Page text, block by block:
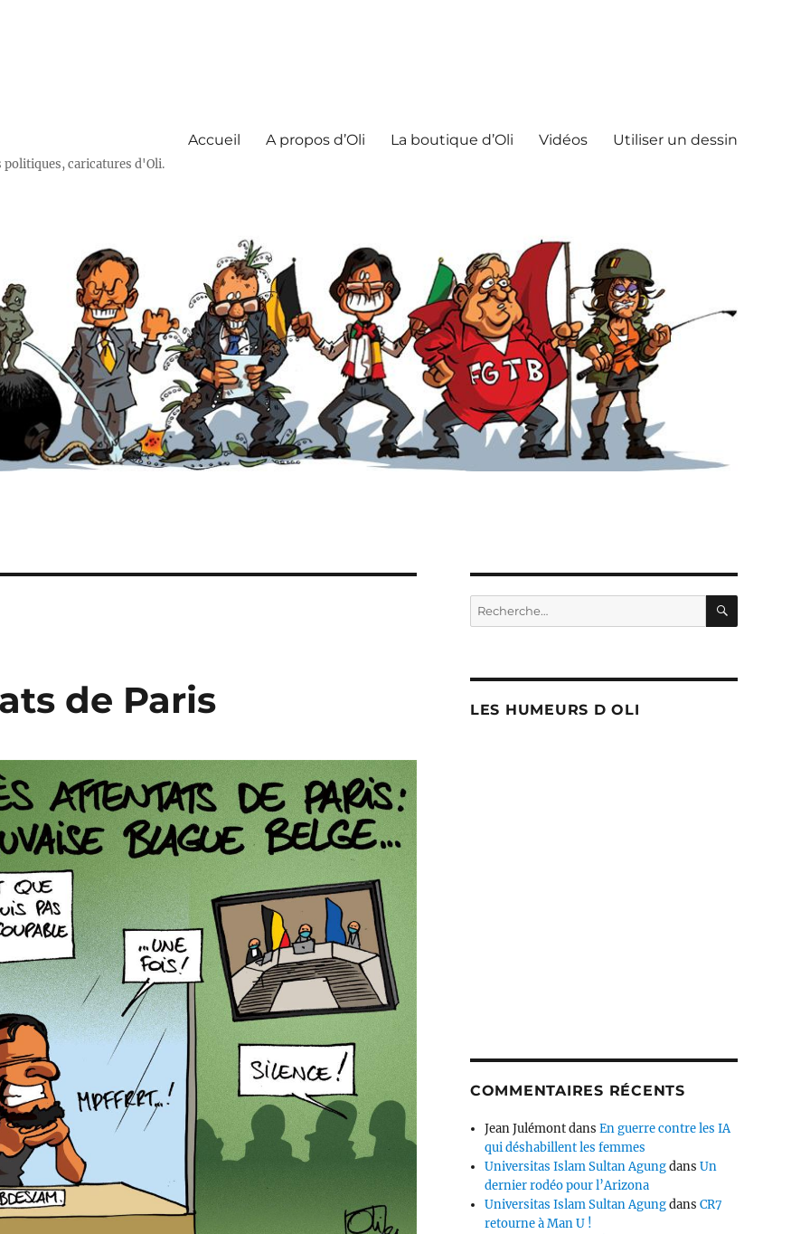
caricatures d'Oli.
Accueil A propos d’Oli La boutique d’Oli Vidéos Utiliser un dessin
de Paris
Recherche
pour :
LES HUMEURS D OLI
COMMENTAIRES RÉCENTS
Jean JulémontdansEn guerre contre les IA
qui déshabillent les femmes
Universitas Islam Sultan AgungdansUn
dernier rodéo pour l’Arizona
Universitas Islam Sultan AgungdansCR7
retourne à Man U !